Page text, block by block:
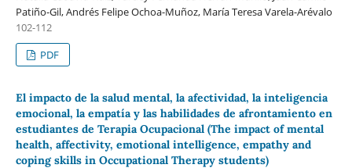
Patiño-Gil, Andrés Felipe Ochoa-Muñoz, María Teresa Varela-Arévalo
102-112
PDF
El impacto de la salud mental, la afectividad, la inteligencia
emocional, la empatía y las habilidades de afrontamiento en
estudiantes de Terapia Ocupacional (The impact of mental
health, affectivity, emotional intelligence, empathy and
coping skills in Occupational Therapy students)